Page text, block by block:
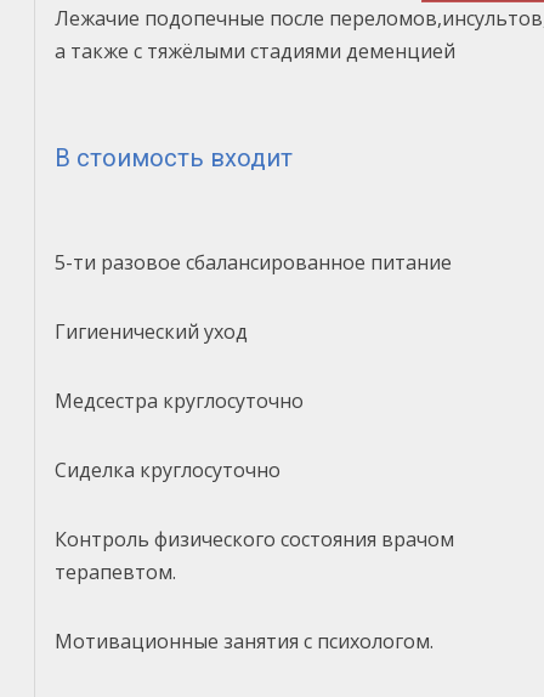
Лежачие подопечные после
а также с тяжёлыми стадиями деменцией
В стоимость входит
5-ти разовое сбалансированное питание
Гигиенический уход
Медсестра круглосуточно
Сиделка круглосуточно
Контроль физического состояния врачом
терапевтом.
Мотивационные занятия с психологом.